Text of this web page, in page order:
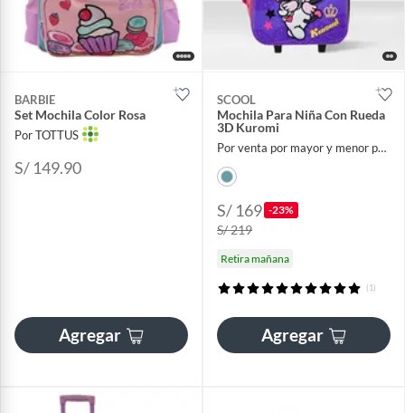
BARBIE
Set Mochila Color Rosa
Por TOTTUS
S/ 149.90
Agregar
SCOOL
Mochila Para Niña Con Rueda
3D Kuromi
Por venta por mayor y menor para el hogar
S/ 169 -23%
S/ 219
Retira mañana
(1)
Agregar